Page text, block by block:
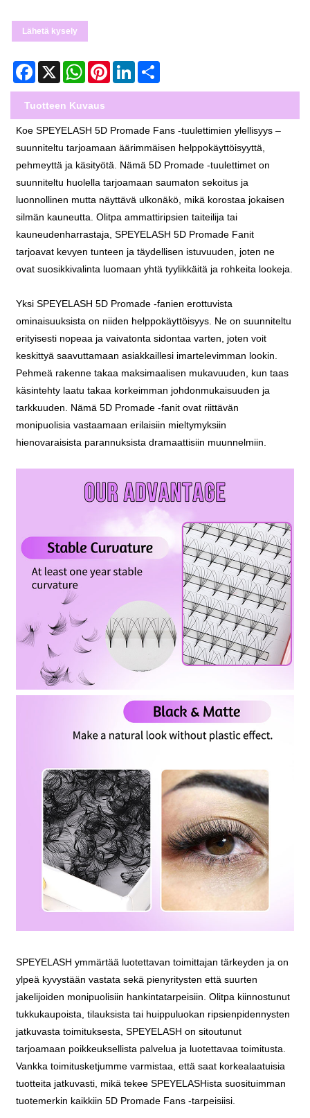
Lähetä kysely
Facebook
X WhatsAppPinterestLinkedIn
Tuotteen Kuvaus
Koe SPEYELASH 5D Promade Fans -tuulettimien ylellisyys –
suunniteltu tarjoamaan äärimmäisen helppokäyttöisyyttä,
pehmeyttä ja käsityötä. Nämä 5D Promade -tuulettimet on
suunniteltu huolella tarjoamaan saumaton sekoitus ja
luonnollinen mutta näyttävä ulkonäkö, mikä korostaa jokaisen
silmän kauneutta. Olitpa ammattiripsien taiteilija tai
kauneudenharrastaja, SPEYELASH 5D Promade Fanit
tarjoavat kevyen tunteen ja täydellisen istuvuuden, joten ne
ovat suosikkivalinta luomaan yhtä tyylikkäitä ja rohkeita lookeja.
Yksi SPEYELASH 5D Promade -fanien erottuvista
ominaisuuksista on niiden helppokäyttöisyys. Ne on suunniteltu
erityisesti nopeaa ja vaivatonta sidontaa varten, joten voit
keskittyä saavuttamaan asiakkaillesi imartelevimman lookin.
Pehmeä rakenne takaa maksimaalisen mukavuuden, kun taas
käsintehty laatu takaa korkeimman johdonmukaisuuden ja
tarkkuuden. Nämä 5D Promade -fanit ovat riittävän
monipuolisia vastaamaan erilaisiin mieltymyksiin
hienovaraisista parannuksista dramaattisiin muunnelmiin.
SPEYELASH ymmärtää luotettavan toimittajan tärkeyden ja on
ylpeä kyvystään vastata sekä pienyritysten että suurten
jakelijoiden monipuolisiin hankintatarpeisiin. Olitpa kiinnostunut
tukkukaupoista, tilauksista tai huippuluokan ripsienpidennysten
jatkuvasta toimituksesta, SPEYELASH on sitoutunut
tarjoamaan poikkeuksellista palvelua ja luotettavaa toimitusta.
Vankka toimitusketjumme varmistaa, että saat korkealaatuisia
tuotteita jatkuvasti, mikä tekee SPEYELASHista suosituimman
tuotemerkin kaikkiin 5D Promade Fans -tarpeisiisi.